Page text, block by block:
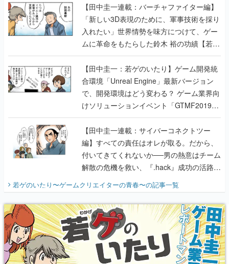
【田中圭一連載：バーチャファイター編】
「新しい3D表現のために、軍事技術を採り
入れたい」世界情勢を味方につけて、ゲー
ムに革命をもたらした鈴木 裕の功績【若ゲ
のいたり】
【田中圭一：若ゲのいたり】ゲーム開発統
合環境「Unreal Engine」最新バージョン
で、開発環境はどう変わる？ ゲーム業界向
けソリューションイベント「GTMF2019」
に行って、より理解を深めよう【PR】
【田中圭一連載：サイバーコネクトツー
編】すべての責任はオレが取る。だから、
付いてきてくれないか──男の熱意はチーム
解散の危機を救い、『.hack』成功の活路を
開く。業界の快男児・松山 洋に流れる血は
『少年ジャンプ』色だった【若ゲのいた
り】
若ゲのいたり〜ゲームクリエイターの青春〜の記事一覧